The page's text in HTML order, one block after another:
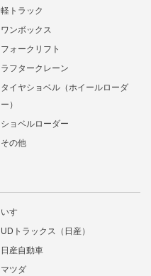
軽トラック
ワンボックス
フォークリフト
ラフタークレーン
タイヤショベル（ホイールローダ
ー）
ショベルローダー
その他
いすゞ
UDトラックス（日産）
日産自動車
マツダ